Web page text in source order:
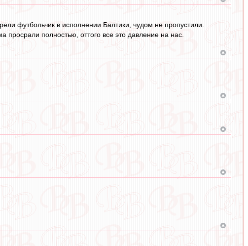
футбольчик в исполнении Балтики, чудом не пропустили.
полностью, оттого все это давление на нас.